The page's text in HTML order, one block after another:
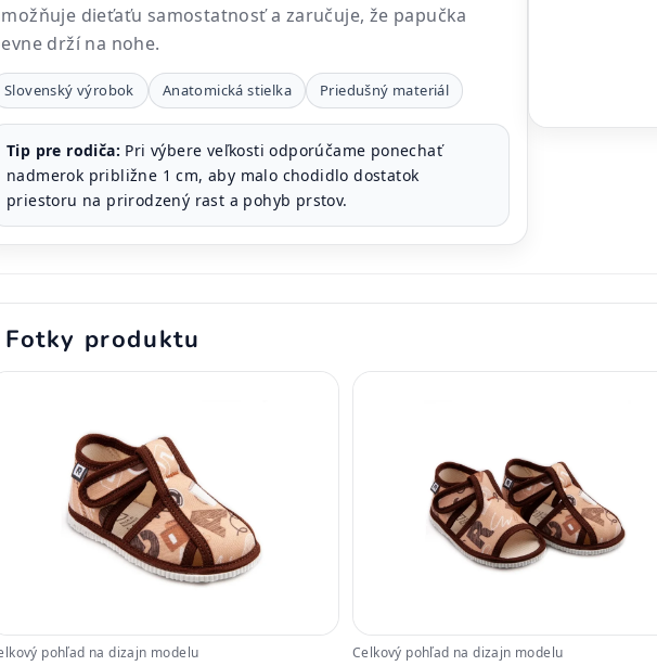
dieťaťu samostatnosť a zaručuje, že papučka
drží na nohe.
Slovenský výrobok Anatomická stielka Priedušný materiál
Tip pre rodiča: Pri výbere veľkosti odporúčame ponechať
nadmerok približne 1 cm, aby malo chodidlo dostatok
priestoru na prirodzený rast a pohyb prstov.
Fotky produktu
pohľad na dizajn modelu Celkový pohľad na dizajn modelu